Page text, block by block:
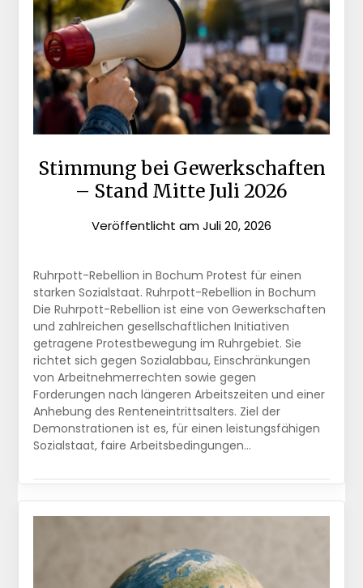
Stimmung bei Gewerkschaften
– Stand Mitte Juli 2026
Veröffentlicht amJuli 20, 2026
Ruhrpott-Rebellion in Bochum Protest für einen
starken Sozialstaat. Ruhrpott-Rebellion in Bochum
Die Ruhrpott-Rebellion ist eine von Gewerkschaften
und zahlreichen gesellschaftlichen Initiativen
getragene Protestbewegung im Ruhrgebiet. Sie
richtet sich gegen Sozialabbau, Einschränkungen
von Arbeitnehmerrechten sowie gegen
Forderungen nach längeren Arbeitszeiten und einer
Anhebung des Renteneintrittsalters. Ziel der
Demonstrationen ist es, für einen leistungsfähigen
Sozialstaat, faire Arbeitsbedingungen…